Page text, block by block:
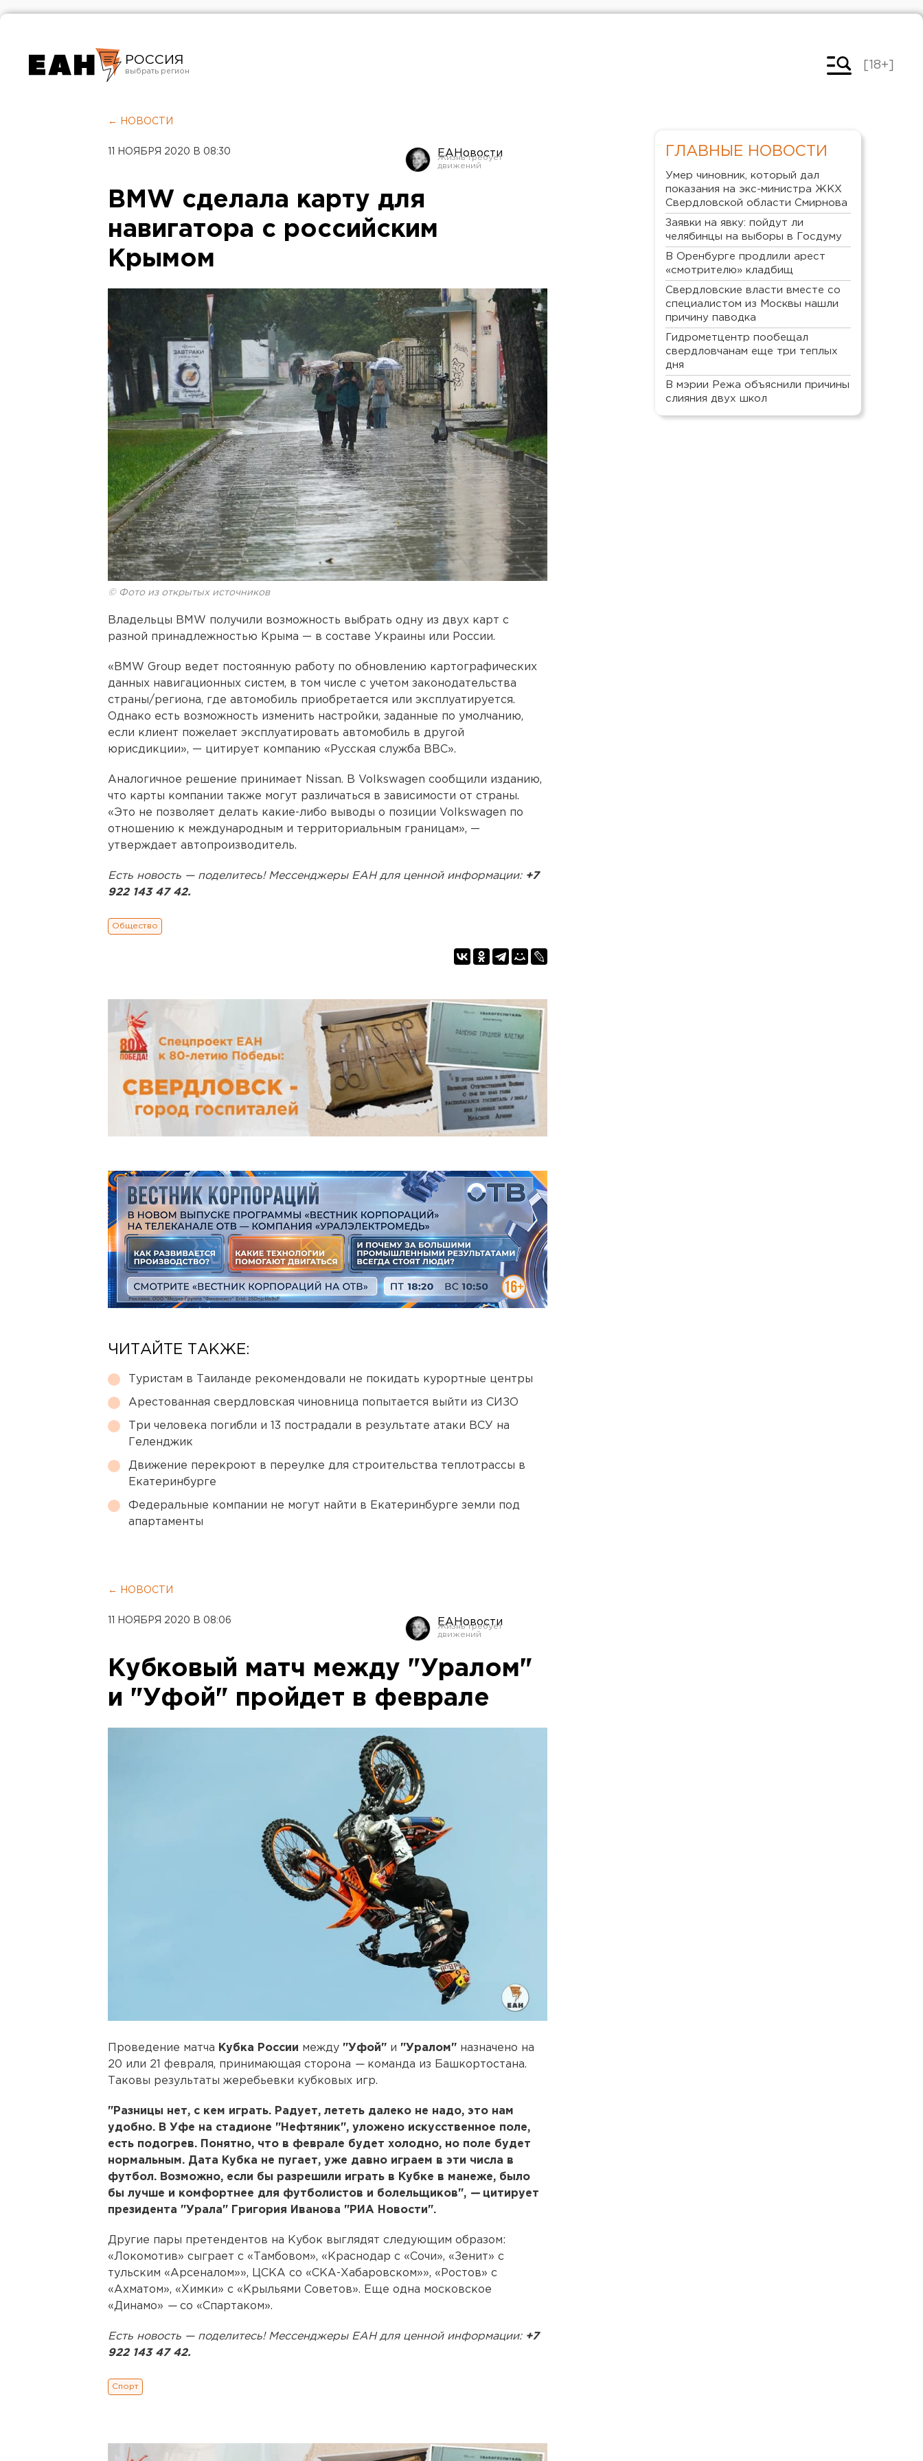
РОССИЯ
Челябинск
[18+]
← НОВОСТИ
11 НОЯБРЯ 2020 В 08:30 ЕАНовости
BMW сделала карту для
навигатора с российским
Крымом
© Фото из открытых источников
Владельцы BMW получили возможность выбрать одну из двух карт с
разной принадлежностью Крыма — в составе Украины или России.
«BMW Group ведет постоянную работу по обновлению картографических
данных навигационных систем, в том числе с учетом законодательства
страны/региона, где автомобиль приобретается или эксплуатируется.
Однако есть возможность изменить настройки, заданные по умолчанию,
если клиент пожелает эксплуатировать автомобиль в другой
юрисдикции», — цитирует компанию «Русская служба BBC».
Аналогичное решение принимает Nissan. В Volkswagen сообщили изданию,
что карты компании также могут различаться в зависимости от страны.
«Это не позволяет делать какие-либо выводы о позиции Volkswagen по
отношению к международным и территориальным границам», —
утверждает автопроизводитель.
Есть новость — поделитесь! Мессенджеры ЕАН для ценной информации: +7
922 143 47 42.
Общество
ЧИТАЙТЕ ТАКЖЕ:
Туристам в Таиланде рекомендовали не покидать курортные центры
Арестованная свердловская чиновница попытается выйти из СИЗО
Три человека погибли и 13 пострадали в результате атаки ВСУ на
Геленджик
Движение перекроют в переулке для строительства теплотрассы в
Екатеринбурге
Федеральные компании не могут найти в Екатеринбурге земли под
апартаменты
← НОВОСТИ
11 НОЯБРЯ 2020 В 08:06 ЕАНовости
Кубковый матч между "Уралом"
и "Уфой" пройдет в феврале
Проведение матча Кубка России между "Уфой" и "Уралом" назначено на
20 или 21 февраля, принимающая сторона —команда из Башкортостана.
Таковы результаты жеребьевки кубковых игр.
"Разницы нет, с кем играть. Радует, лететь далеко не надо, это нам
удобно. В Уфе на стадионе "Нефтяник", уложено искусственное поле,
есть подогрев. Понятно, что в феврале будет холодно, но поле будет
нормальным. Дата Кубка не пугает, уже давно играем в эти числа в
футбол. Возможно, если бы разрешили играть в Кубке в манеже, было
бы лучше и комфортнее для футболистов и болельщиков", —цитирует
президента "Урала" Григория Иванова "РИА Новости".
Другие пары претендентов на Кубок выглядят следующим образом:
«Локомотив» сыграет с «Тамбовом», «Краснодар с «Сочи», «Зенит» с
тульским «Арсеналом»», ЦСКА со «СКА-Хабаровском»», «Ростов» с
«Ахматом», «Химки» с «Крыльями Советов». Еще одна московское
«Динамо» —со «Спартаком».
Есть новость — поделитесь! Мессенджеры ЕАН для ценной информации: +7
922 143 47 42.
Спорт
ГЛАВНЫЕ НОВОСТИ
Умер чиновник, который дал
показания на экс-министра ЖКХ
Свердловской области Смирнова
Заявки на явку: пойдут ли
челябинцы на выборы в Госдуму
В Оренбурге продлили арест
«смотрителю» кладбищ
Свердловские власти вместе со
специалистом из Москвы нашли
причину паводка
Гидрометцентр пообещал
свердловчанам еще три теплых
дня
В мэрии Режа объяснили причины
слияния двух школ